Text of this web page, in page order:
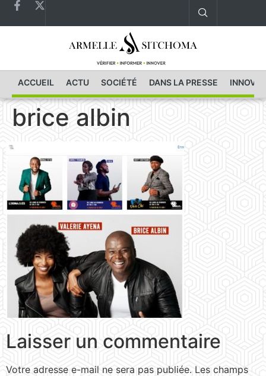
ACCUEIL ACTU SOCIÉTÉ DANS LA PRESSE
brice albin
Laisser un commentaire
Votre adresse e-mail ne sera pas publiée. Les champs